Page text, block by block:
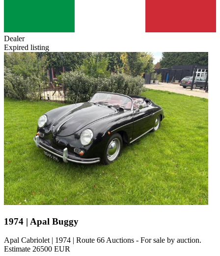
Dealer
Expired listing
1974 | Apal Buggy
Apal Cabriolet | 1974 | Route 66 Auctions - For sale by auction.
Estimate 26500 EUR